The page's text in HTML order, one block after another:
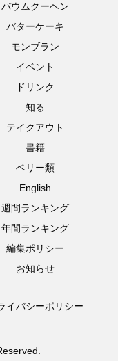
バウムクーヘン
バターケーキ
モンブラン
イベント
ドリンク
知る
テイクアウト
書籍
ベリー類
English
週間ランキング
年間ランキング
編集ポリシー
お知らせ
イバシーポリシー